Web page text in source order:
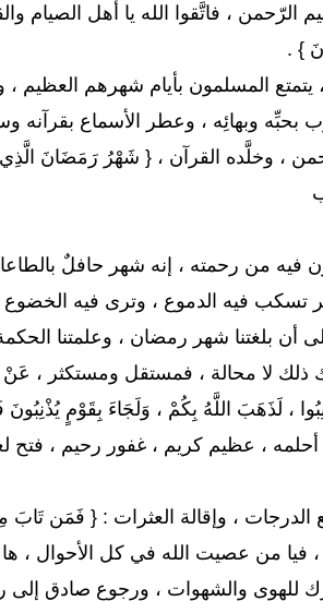
، فاتَّقوا الله يا أهل الصيام
} .
المسلمون بأيام شهرهم العظيم ،
وبهائِه ، وعطر الأسماع بقرآنه
، وخلَّده القرآن ، { شَهْرُ رَمَضَانَ
فيه من رحمته ، إنه شهر حافلٌ
تسكب فيه الدموع ، وترى فيه الخضوع
أن بلغتنا شهر رمضان ، وعلمتنا
لا محالة ، فمستقل ومستكثر ، عَنْ
لَذَهَبَ اللَّهُ بِكُمْ ، وَلَجَاءَ بِقَوْمٍ يُذْنِبُونَ
، عظيم كريم ، غفور رحيم ، فتح
الدرجات ، وإقالة العثرات : { فَمَن
، فيا من عصيت الله في كل الأحوال ،
والشهوات ، ورجوع صادق إلى رب